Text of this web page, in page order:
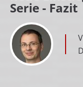
Serie - Fazit